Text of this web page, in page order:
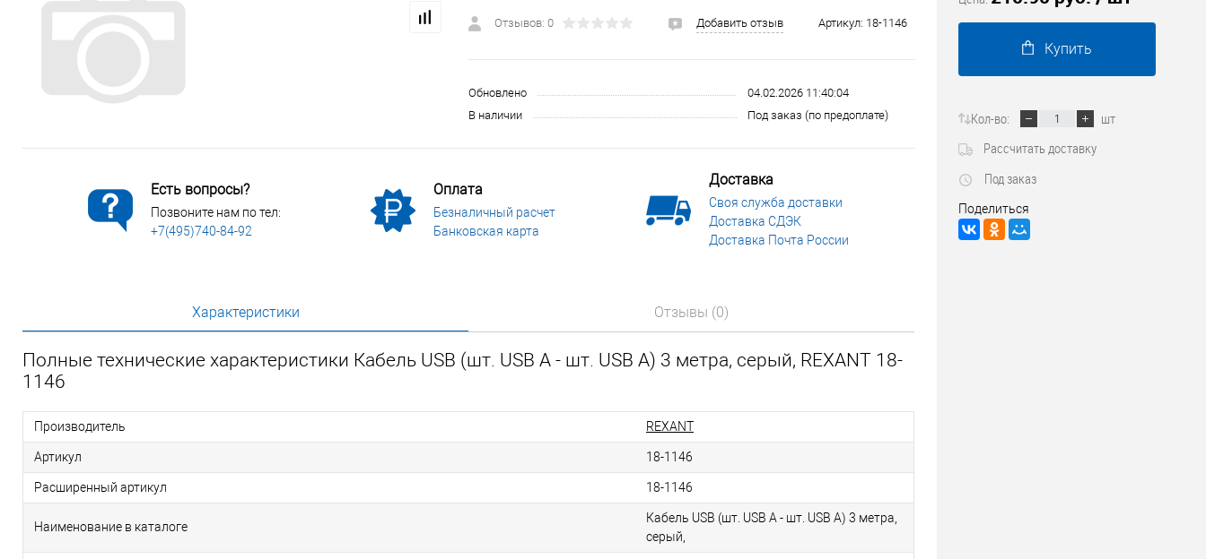
Сопутствующие товары Спецодежда и СИЗ
Электромонтажные изделия
Отзывов: 0 Добавить отзыв Артикул: 18-1146
Обновлено
04.02.2026 11:40:04
В наличии
Под заказ (по предоплате)
Есть вопросы?
Позвоните нам по тел:
+7(495)740-84-92
Оплата
Безналичный расчет
Банковская карта
Доставка
Своя служба доставки
Доставка СДЭК
Доставка Почта России
Характеристики Отзывы (0)
Полные технические характеристики Кабель USB (шт. USB A - шт. USB A) 3 метра, серый, REXANT 18-
1146
Производитель REXANT
Артикул 18-1146
Расширенный артикул 18-1146
Наименование в каталоге
Кабель USB (шт. USB A - шт. USB A) 3 метра,
серый,
Купить
Кол-во:
шт
Рассчитать доставку
Под заказ
Поделиться